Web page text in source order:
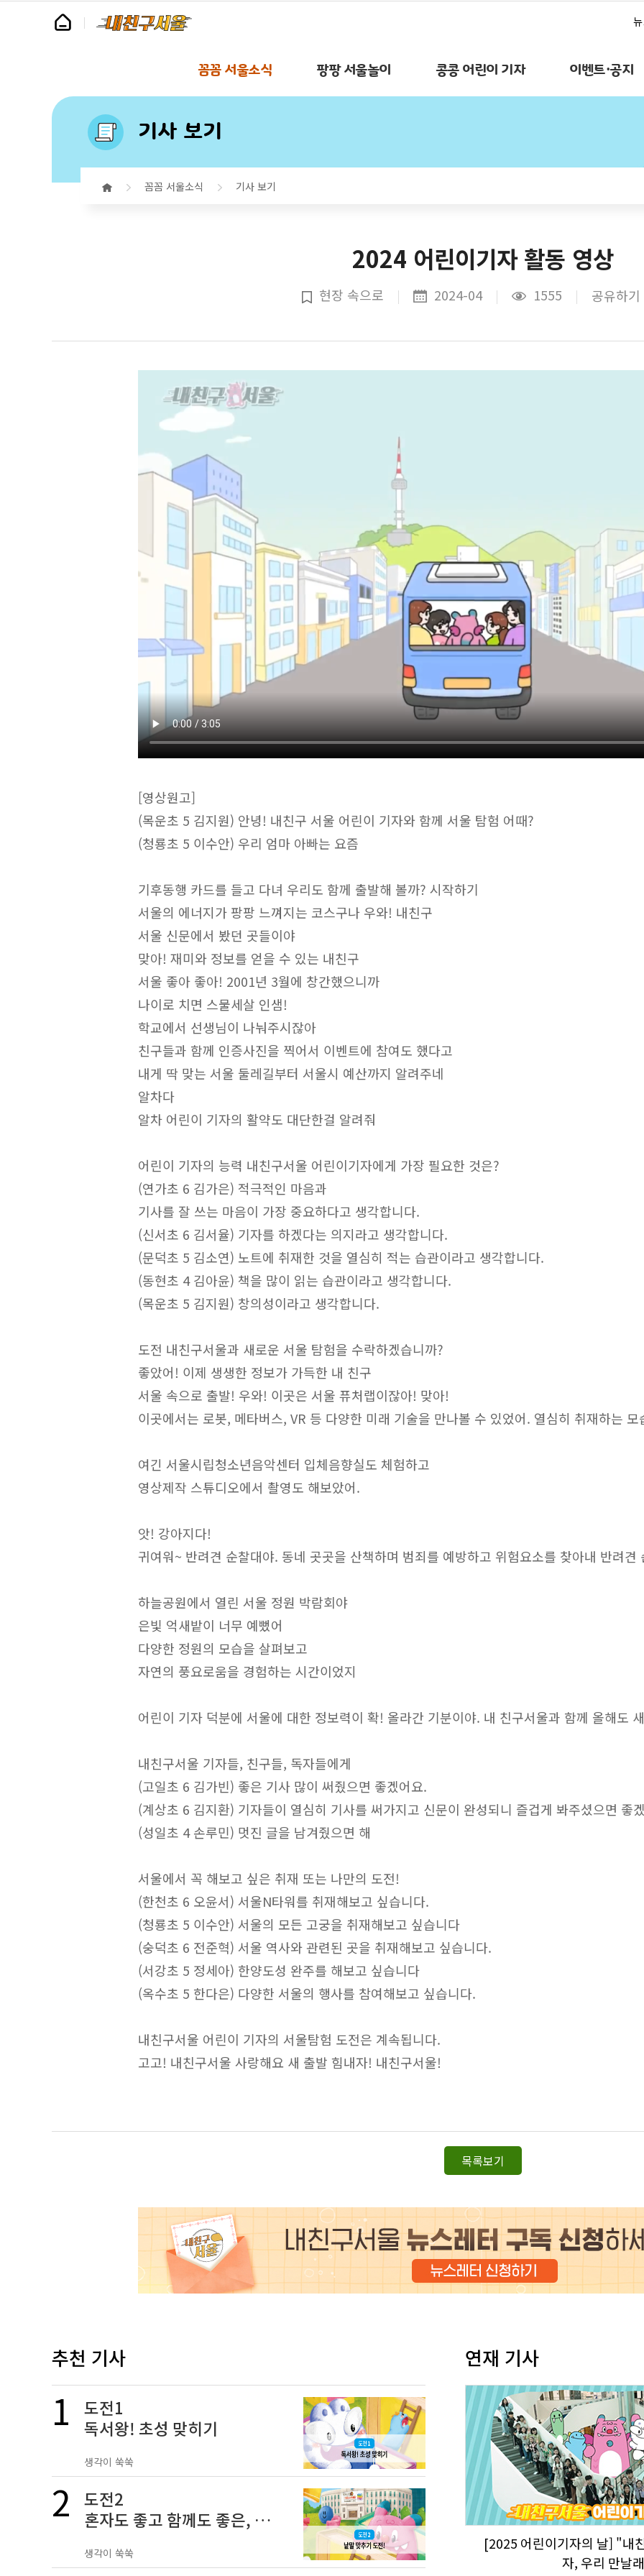
꼼꼼 서울소식 팡팡 서울놀이 콩콩 어린이 기자 이벤트·공지
기사 보기
꼼꼼 서울소식 기사 보기
2024 어린이기자 활동 영상
현장 속으로 2024-04 1555 공유하기
[영상원고]
(목운초 5 김지원) 안녕! 내친구 서울 어린이 기자와 함께 서울 탐험 어때?
(청룡초 5 이수안) 우리 엄마 아빠는 요즘
기후동행 카드를 들고 다녀 우리도 함께 출발해 볼까? 시작하기
서울의 에너지가 팡팡 느껴지는 코스구나 우와! 내친구
서울 신문에서 봤던 곳들이야
맞아! 재미와 정보를 얻을 수 있는 내친구
서울 좋아 좋아! 2001년 3월에 창간했으니까
나이로 치면 스물세살 인샘!
학교에서 선생님이 나눠주시잖아
친구들과 함께 인증사진을 찍어서 이벤트에 참여도 했다고
내게 딱 맞는 서울 둘레길부터 서울시 예산까지 알려주네
알차다
알차 어린이 기자의 활약도 대단한걸 알려줘
어린이 기자의 능력 내친구서울 어린이기자에게 가장 필요한 것은?
(연가초 6 김가은) 적극적인 마음과
기사를 잘 쓰는 마음이 가장 중요하다고 생각합니다.
(신서초 6 김서율) 기자를 하겠다는 의지라고 생각합니다.
(문덕초 5 김소연) 노트에 취재한 것을 열심히 적는 습관이라고 생각합니다.
(동현초 4 김아윤) 책을 많이 읽는 습관이라고 생각합니다.
(목운초 5 김지원) 창의성이라고 생각합니다.
도전 내친구서울과 새로운 서울 탐험을 수락하겠습니까?
좋았어! 이제 생생한 정보가 가득한 내 친구
서울 속으로 출발! 우와! 이곳은 서울 퓨처랩이잖아! 맞아!
이곳에서는 로봇, 메타버스, VR 등 다양한 미래 기술을 만나볼 수 있었어. 열심히 취재하는 모
여긴 서울시립청소년음악센터 입체음향실도 체험하고
영상제작 스튜디오에서 촬영도 해보았어.
앗! 강아지다!
귀여워~ 반려견 순찰대야. 동네 곳곳을 산책하며 범죄를 예방하고 위험요소를 찾아내 반려견
하늘공원에서 열린 서울 정원 박람회야
은빛 억새밭이 너무 예뻤어
다양한 정원의 모습을 살펴보고
자연의 풍요로움을 경험하는 시간이었지
어린이 기자 덕분에 서울에 대한 정보력이 확! 올라간 기분이야. 내 친구서울과 함께 올해도
내친구서울 기자들, 친구들, 독자들에게
(고일초 6 김가빈) 좋은 기사 많이 써줬으면 좋겠어요.
(계상초 6 김지환) 기자들이 열심히 기사를 써가지고 신문이 완성되니 즐겁게 봐주셨으면 좋
(성일초 4 손루민) 멋진 글을 남겨줬으면 해
서울에서 꼭 해보고 싶은 취재 또는 나만의 도전!
(한천초 6 오윤서) 서울N타워를 취재해보고 싶습니다.
(청룡초 5 이수안) 서울의 모든 고궁을 취재해보고 싶습니다
(숭덕초 6 전준혁) 서울 역사와 관련된 곳을 취재해보고 싶습니다.
(서강초 5 정세아) 한양도성 완주를 해보고 싶습니다
(옥수초 5 한다은) 다양한 서울의 행사를 참여해보고 싶습니다.
내친구서울 어린이 기자의 서울탐험 도전은 계속됩니다.
고고! 내친구서울 사랑해요 새 출발 힘내자! 내친구서울!
목록보기
추천 기사
도전1
독서왕! 초성 맞히기
생각이 쑥쑥
도전2
혼자도 좋고 함께도 좋은, 낱
생각이 쑥쑥
연재 기사
[2025 어린이기자의 날] "내
자, 우리 만날